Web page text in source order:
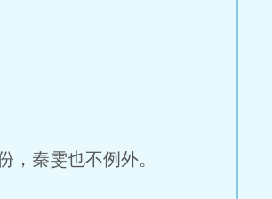
秦雯也不例外。